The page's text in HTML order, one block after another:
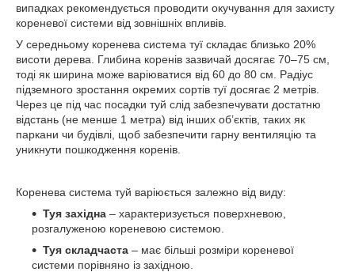
випадках рекомендується проводити окучування для захисту
кореневої системи від зовнішніх впливів.
У середньому коренева система туї складає близько 20%
висоти дерева. Глибина коренів зазвичай досягає 70–75 см,
тоді як ширина може варіюватися від 60 до 80 см. Радіус
підземного зростання окремих сортів туї досягає 2 метрів.
Через це під час посадки туй слід забезпечувати достатню
відстань (не менше 1 метра) від інших об’єктів, таких як
паркани чи будівлі, щоб забезпечити гарну вентиляцію та
уникнути пошкодження коренів.
Коренева система туй варіюється залежно від виду:
Туя західна – характеризується поверхневою,
розгалуженою кореневою системою.
Туя складчаста – має більші розміри кореневої
системи порівняно із західною.